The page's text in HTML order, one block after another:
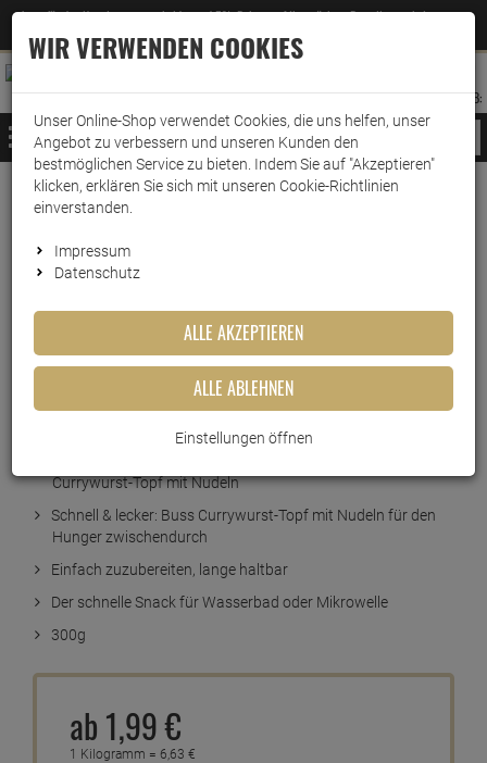
Jetzt für den Newsletter entscheiden und 5% Rabatt auf Ihre nächste Bestellung erhalten
–Zum Newsletter
ANMELDEN
AUFKLAPPEN
MERKZETTEL
WARENKORB:
MENÜ
Weiter einkaufen www.wark24.de Lebensmittel Fertiggerichte
Buss Currywurst-Topf mit Nudeln 300g
Buss Currywurst-Topf mit
Nudeln 300g
Artikel-Nummer:10016751
Currywurst-Topf mit Nudeln
Schnell & lecker: Buss Currywurst-Topf mit Nudeln für den
Hunger zwischendurch
Einfach zuzubereiten, lange haltbar
Der schnelle Snack für Wasserbad oder Mikrowelle
300g
ab 1,99€
1 Kilogramm = 6,63 €
WIR VERWENDEN COOKIES
Unser Online-Shop verwendet Cookies, die uns helfen, unser
Angebot zu verbessern und unseren Kunden den
bestmöglichen Service zu bieten. Indem Sie auf "Akzeptieren"
klicken, erklären Sie sich mit unseren Cookie-Richtlinien
einverstanden.
Impressum
Datenschutz
ALLE AKZEPTIEREN
ALLE ABLEHNEN
Einstellungen öffnen